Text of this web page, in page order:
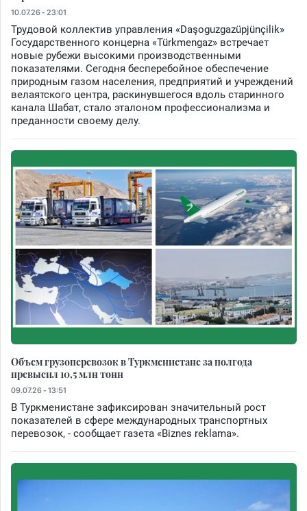
10.07.26 - 23:01
Трудовой коллектив управления «Daşoguzgazüpjünçilik»
Государственного концерна «Türkmengaz» встречает
новые рубежи высокими производственными
показателями. Сегодня бесперебойное обеспечение
природным газом населения, предприятий и учреждений
велаятского центра, раскинувшегося вдоль старинного
канала Шабат, стало эталоном профессионализма и
преданности своему делу.
Объем грузоперевозок в Туркменистане за полгода
превысил 10,5 млн тонн
09.07.26 - 13:51
В Туркменистане зафиксирован значительный рост
показателей в сфере международных транспортных
перевозок, - сообщает газета «Biznes reklama».